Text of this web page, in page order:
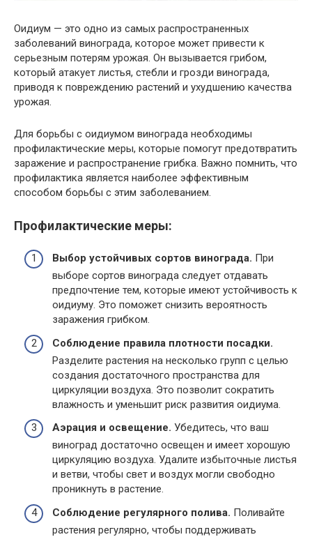
Оидиум — это одно из самых распространенных
заболеваний винограда, которое может привести к
серьезным потерям урожая. Он вызывается грибом,
который атакует листья, стебли и грозди винограда,
приводя к повреждению растений и ухудшению качества
урожая.
Для борьбы с оидиумом винограда необходимы
профилактические меры, которые помогут предотвратить
заражение и распространение грибка. Важно помнить, что
профилактика является наиболее эффективным
способом борьбы с этим заболеванием.
Профилактические меры:
Выбор устойчивых сортов винограда. При
выборе сортов винограда следует отдавать
предпочтение тем, которые имеют устойчивость к
оидиуму. Это поможет снизить вероятность
заражения грибком.
Соблюдение правила плотности посадки.
Разделите растения на несколько групп с целью
создания достаточного пространства для
циркуляции воздуха. Это позволит сократить
влажность и уменьшит риск развития оидиума.
Аэрация и освещение. Убедитесь, что ваш
виноград достаточно освещен и имеет хорошую
циркуляцию воздуха. Удалите избыточные листья
и ветви, чтобы свет и воздух могли свободно
проникнуть в растение.
Соблюдение регулярного полива. Поливайте
растения регулярно, чтобы поддерживать